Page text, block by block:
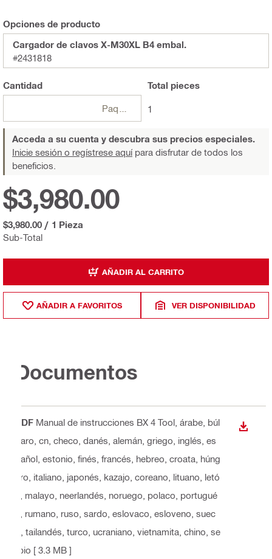
Opciones de producto
Cargador de clavos X-M30XL B4 embal.
#2431818
Cantidad Total pieces
1
Acceda a su cuenta y descubra sus precios especiales.
Inicie sesión o regístrese aquípara disfrutar de todos los
beneficios.
Sub-Total
$3,980.00
$3,980.00 / 1 Pieza
AÑADIR AL CARRITO
AÑADIR A FAVORITOS VER DISPONIBILIDAD
Documentos
PDF Manual de instrucciones BX 4 Tool , árabe, búl
garo, cn, checo, danés, alemán, griego, inglés, es
pañol, estonio, finés, francés, hebreo, croata, húng
aro, italiano, japonés, kazajo, coreano, lituano, letó
n, malayo, neerlandés, noruego, polaco, portugué
s, rumano, ruso, sardo, eslovaco, esloveno, suec
o, tailandés, turco, ucraniano, vietnamita, chino, se
rbio [ 3.3 MB ]